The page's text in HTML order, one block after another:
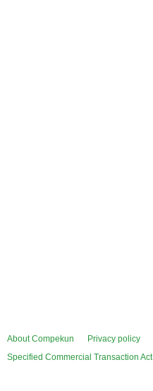
About Compekun Privacy policy
Specified Commercial Transaction Act